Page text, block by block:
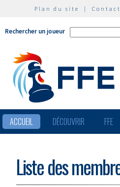
Plan du site | Contact
Rechercher un joueur
ACCUEIL DÉCOUVRIR FFE
Liste des